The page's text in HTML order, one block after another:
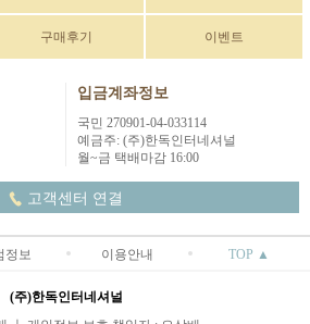
구매후기 이벤트
입금계좌정보
국민 270901-04-033114
예금주: (주)한독인터네셔널
월~금 택배마감 16:00
고객센터 연결
정보 이용안내 TOP ▲
(주)한독인터네셔널